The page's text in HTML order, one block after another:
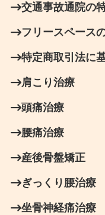
交通事故通院の
フリースペース
特定商取引法に
肩こり治療
頭痛治療
腰痛治療
産後骨盤矯正
ぎっくり腰治療
坐骨神経痛治療